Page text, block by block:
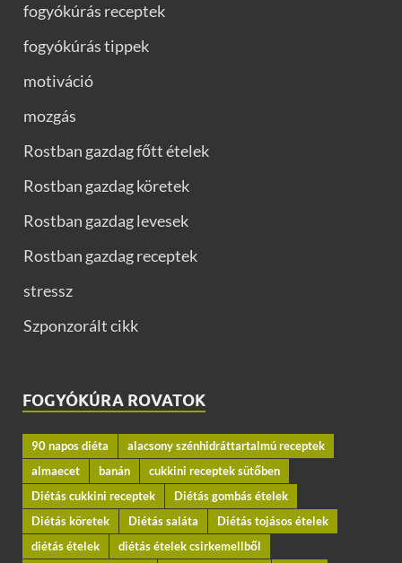
fogyókúrás receptek
fogyókúrás tippek
motiváció
mozgás
Rostban gazdag főtt ételek
Rostban gazdag köretek
Rostban gazdag levesek
Rostban gazdag receptek
stressz
Szponzorált cikk
FOGYÓKÚRA ROVATOK
90 napos diéta
alacsony szénhidráttartalmú receptek
almaecet
banán
cukkini receptek sütőben
Diétás cukkini receptek
Diétás gombás ételek
Diétás köretek
Diétás saláta
Diétás tojásos ételek
diétás ételek
diétás ételek csirkemellből